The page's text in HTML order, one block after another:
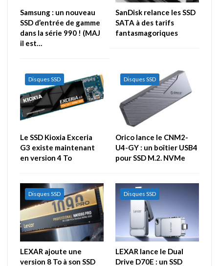
Samsung : un nouveau
SSD d’entrée de gamme
dans la série 990 ! (MAJ
il est…
SanDisk relance les SSD
SATA à des tarifs
fantasmagoriques
Disques SSD
Le SSD Kioxia Exceria
G3 existe maintenant
en version 4 To
Disques SSD
Orico lance le CNM2-
U4-GY : un boîtier USB4
pour SSD M.2. NVMe
Disques SSD
LEXAR ajoute une
version 8 To à son SSD
Disques SSD
LEXAR lance le Dual
Drive D70E : un SSD